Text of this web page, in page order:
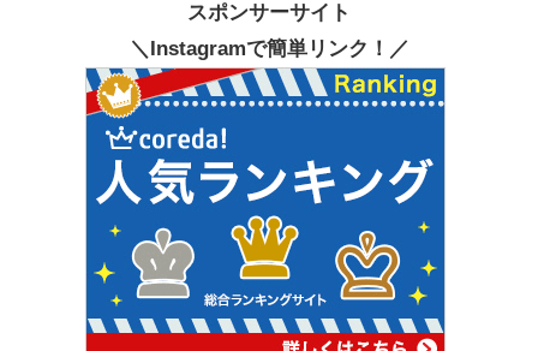
スポンサーサイト
＼Instagramで簡単リンク！／